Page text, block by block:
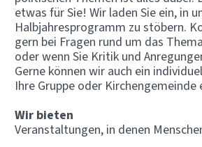
etwas für Sie! Wir laden Sie ein, in
Halbjahresprogramm zu stöbern.
gern bei Fragen rund um das
oder wenn Sie Kritik und
Gerne können wir auch ein
Ihre Gruppe oder Kirchengemeinde
Wir bieten
Veranstaltungen, in denen